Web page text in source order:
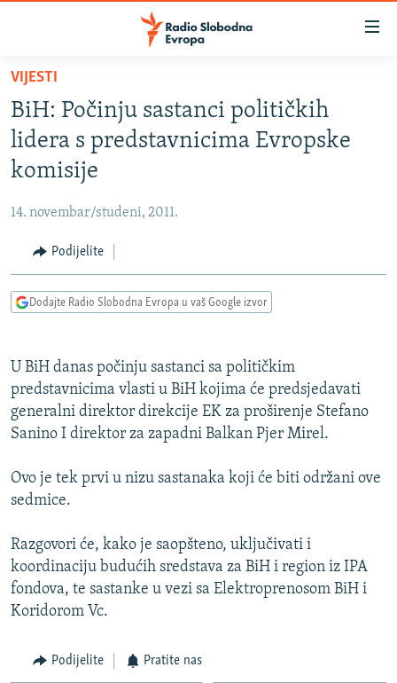
Pređite
glavni
sadržaj
Pređite
na
glavnu
Pređite
na
pretragu
BOSNA I HERCEGOVINA
SRBIJA
CRNA GORA
VIZUELNO
RAT U UKRAJINI
RSE PRIČE IZ SVIJETA
ISPRIČAJ MI
SPECIJALI RSE
GENOCID U SREBRENICI
POPLAVE I KLIZIŠTA U BIH 2024.
TV LIBERTY
MOJA EVROPA
Sve RFE/RL stranice
VIJESTI
BiH: Počinju sastanci političkih
lidera s predstavnicima Evropske
komisije
14. novembar/studeni, 2011.
Podijelite
Dodajte Radio Slobodna Evropa u vaš Google izvor
U BiH danas počinju sastanci sa političkim
predstavnicima vlasti u BiH kojima će predsjedavati
generalni direktor direkcije EK za proširenje Stefano
Sanino I direktor za zapadni Balkan Pjer Mirel.
Ovo je tek prvi u nizu sastanaka koji će biti održani ove
sedmice.
Razgovori će, kako je saopšteno, uključivati i
koordinaciju budućih sredstava za BiH i region iz IPA
fondova, te sastanke u vezi sa Elektroprenosom BiH i
Koridorom Vc.
Podijelite Pratite nas